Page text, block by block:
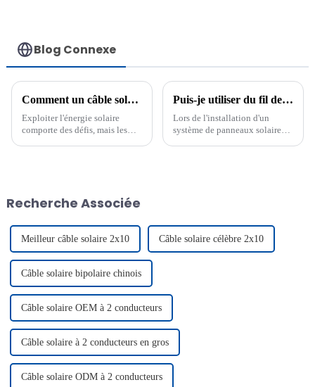
Blog Connexe
Comment un câble solaire monoconducteur simplifie les défis solaires
Exploiter l'énergie solaire
comporte des défis, mais les
Puis-je utiliser du fil de cuivre pour l’énergie solaire ?
Lors de l'installation d'un
système de panneaux solaires,
Recherche Associée
Meilleur câble solaire 2x10 Câble solaire célèbre 2x10
Câble solaire bipolaire chinois
Câble solaire OEM à 2 conducteurs
Câble solaire à 2 conducteurs en gros
Câble solaire ODM à 2 conducteurs